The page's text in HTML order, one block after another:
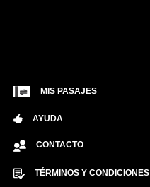
MIS PASAJES
AYUDA
CONTACTO
TÉRMINOS Y CONDICIONES